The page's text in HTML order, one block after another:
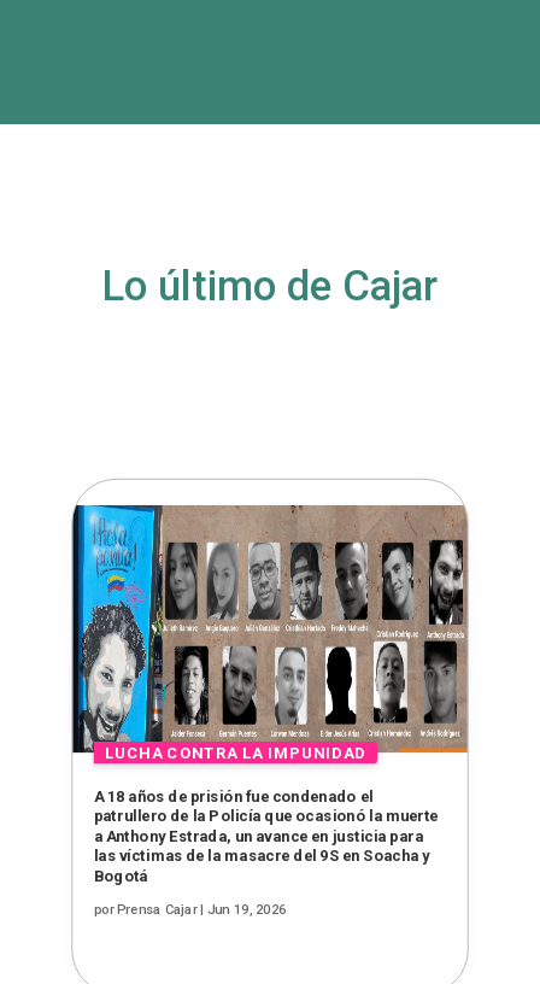
Lo último de Cajar
A 18 años de prisión fue condenado el
patrullero de la Policía que ocasionó la muerte
a Anthony Estrada, un avance en justicia para
las víctimas de la masacre del 9S en Soacha y
Bogotá
porPrensa Cajar| Jun 19, 2026